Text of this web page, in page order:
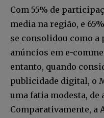
Com 55% de
media na região, e
se consolidou como
anúncios em e-
entanto, quando
publicidade digital, o
uma fatia modesta, de
Comparativamente, a